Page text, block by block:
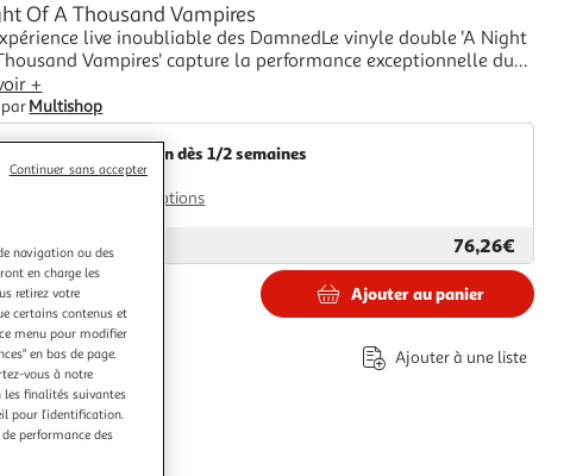
Of A Thousand Vampires
live inoubliable des DamnedLe vinyle double 'A Night
Vampires' capture la performance exceptionnelle du
punk légendaire, The Damned, lors de leur concert au
Theater de Londres en 2019. Ce live immersif offre un
sonore à travers 40 ans de carrière,
+
Multishop
Livraison dès 1/2 semaines
4,99€
Plus d'options
par Multishop 76,26€
Ajouter au panier
Ajouter à une liste
navigation ou des
en charge les
retirez votre
certains contenus et
menu pour modifier
en bas de page.
vous à notre
les finalités suivantes
pour l’identification.
performance des
Continuer sans accepter